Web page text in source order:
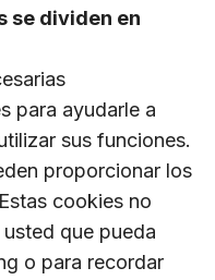
se dividen en
para ayudarle a
sus funciones.
proporcionar los
cookies no
que pueda
o para recordar